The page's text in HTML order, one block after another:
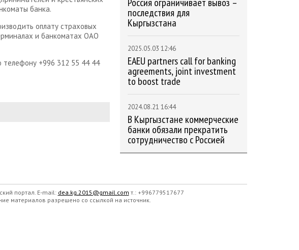
банка.
оплату страховых
и банкоматах ОАО
телефону +996 312 55 44 44
последствия для
Кыргызстана
2025.05.03 12:46
EAEU partners call for banking
agreements, joint investment
to boost trade
2024.08.21 16:44
В Кыргызстане коммерческие
банки обязали прекратить
сотрудничество с Россией
портал. E-mail: dea.kg.2015@gmail.com т.: +996779517677
материалов разрешено со ссылкой на источник.